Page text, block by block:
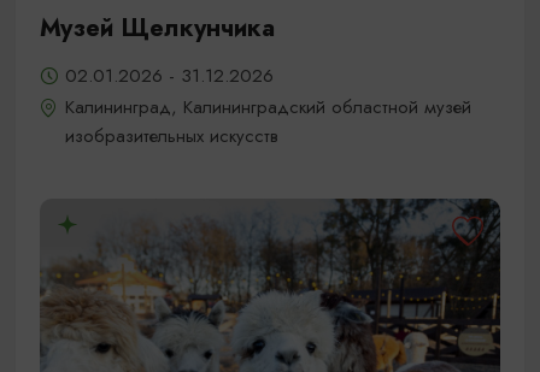
Музей Щелкунчика
02.01.2026 - 31.12.2026
Калининград, Калининградский областной музей
изобразительных искусств